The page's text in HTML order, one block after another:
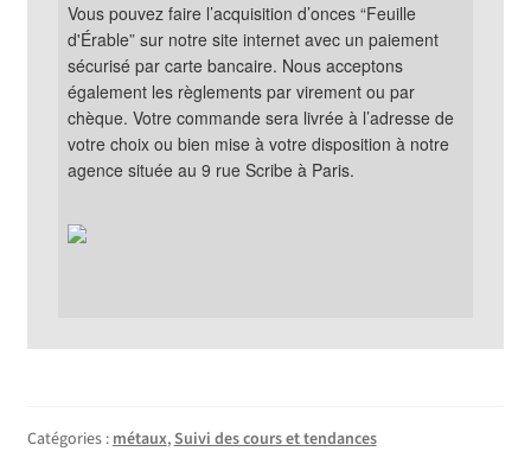
Vous pouvez faire l’acquisition d’onces “Feuille
d'Érable” sur notre site internet avec un paiement
sécurisé par carte bancaire. Nous acceptons
également les règlements par virement ou par
chèque. Votre commande sera livrée à l’adresse de
votre choix ou bien mise à votre disposition à notre
agence située au 9 rue Scribe à Paris.
Catégories :métaux,Suivi des cours et tendances